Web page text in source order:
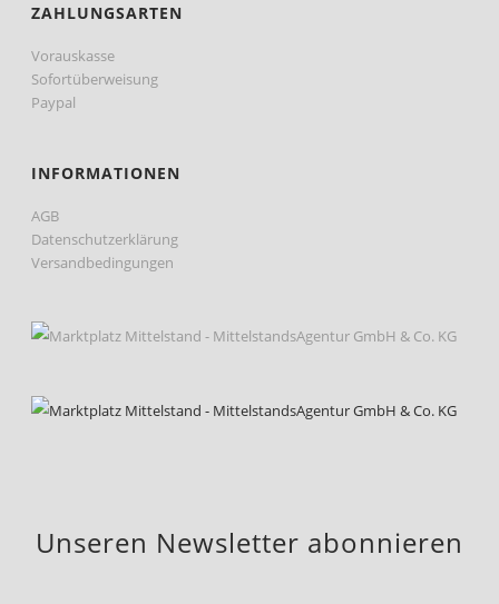
ZAHLUNGSARTEN
Vorauskasse
Sofortüberweisung
Paypal
INFORMATIONEN
AGB
Datenschutzerklärung
Versandbedingungen
Unseren Newsletter abonnieren